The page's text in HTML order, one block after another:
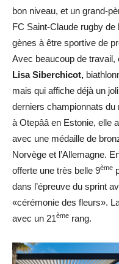
bon niveau, et un grand-
FC Saint-Claude rugby de
gènes à être sportive de
Avec beaucoup de travail,
Lisa Siberchicot,
mais qui affiche déjà un
derniers championnats du
à Otepââ en Estonie, elle
avec une médaille de
Norvège et l’Allemagne.
offerte une très belle 9ème
dans l’épreuve du sprint
«cérémonie des fleurs».
avec un 21ème rang.